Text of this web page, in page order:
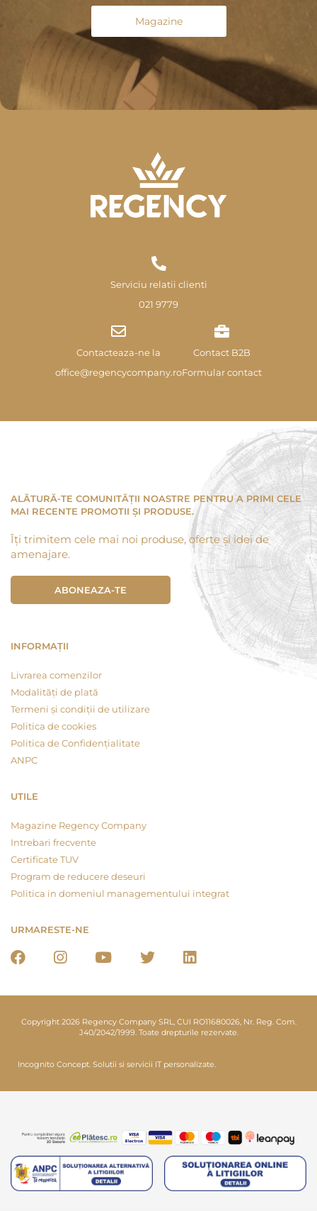
Magazine
Serviciu relatii clienti
021 9779
Contacteaza-ne la
office@regencycompany.ro
Contact B2B
Formular contact
ALĂTURĂ-TE COMUNITĂȚII NOASTRE PENTRU A PRIMI CELE
MAI RECENTE PROMOTII ȘI PRODUSE.
Îți trimitem cele mai noi produse, oferte și idei de
amenajare.
ABONEAZA-TE
INFORMAȚII
Livrarea comenzilor
Modalități de plată
Termeni și condiții de utilizare
Politica de cookies
Politica de Confidențialitate
ANPC
UTILE
Magazine Regency Company
Intrebari frecvente
Certificate TUV
Program de reducere deseuri
Politica in domeniul managementului integrat
URMARESTE-NE
Copyright 2026 Regency Company SRL, CUI RO11680026, Nr. Reg. Com.
J40/2042/1999. Toate drepturile rezervate.
Incognito Concept. Solutii si servicii IT personalizate.